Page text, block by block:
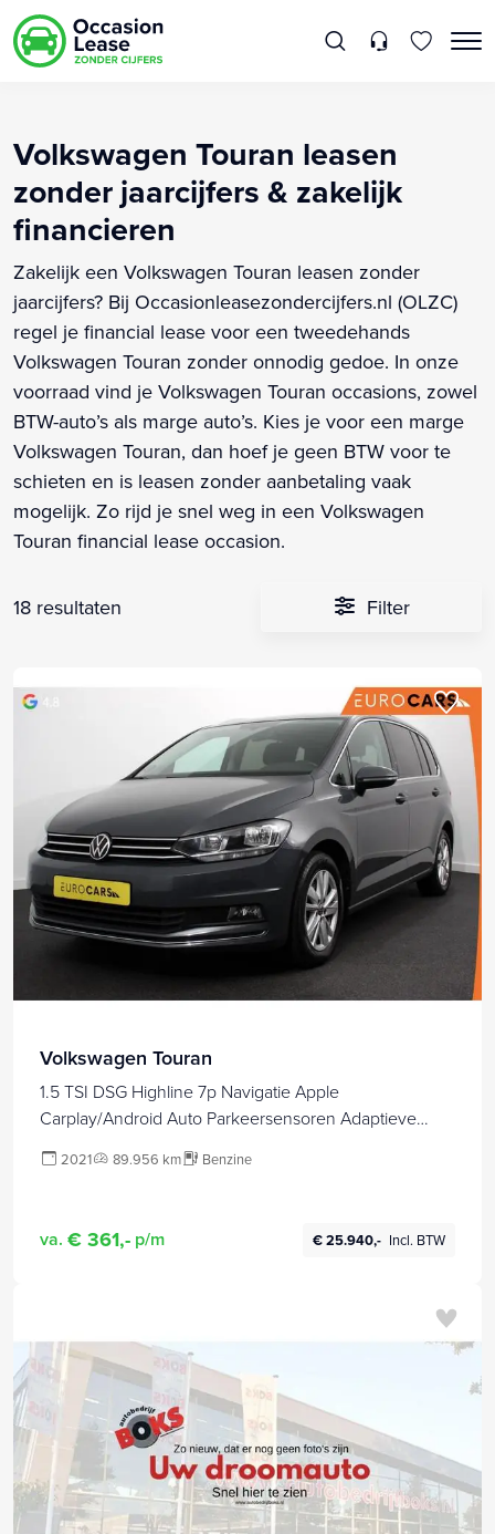
Volkswagen Touran leasen
zonder jaarcijfers & zakelijk
financieren
Zakelijk een Volkswagen Touran leasen zonder
jaarcijfers? Bij Occasionleasezondercijfers.nl (OLZC)
regel je financial lease voor een tweedehands
Volkswagen Touran zonder onnodig gedoe. In onze
voorraad vind je Volkswagen Touran occasions, zowel
BTW-auto’s als marge auto’s. Kies je voor een marge
Volkswagen Touran, dan hoef je geen BTW voor te
schieten en is leasen zonder aanbetaling vaak
mogelijk. Zo rijd je snel weg in een Volkswagen
Touran financial lease occasion.
18 resultaten Filter
Volkswagen Touran
1.5 TSI DSG Highline 7p Navigatie Apple
Carplay/Android Auto Parkeersensoren Adaptieve
achterklep Getinte ramen Climatronic
2021 89.956 km Benzine
va. € 361,- p/m € 25.940,- Incl. BTW